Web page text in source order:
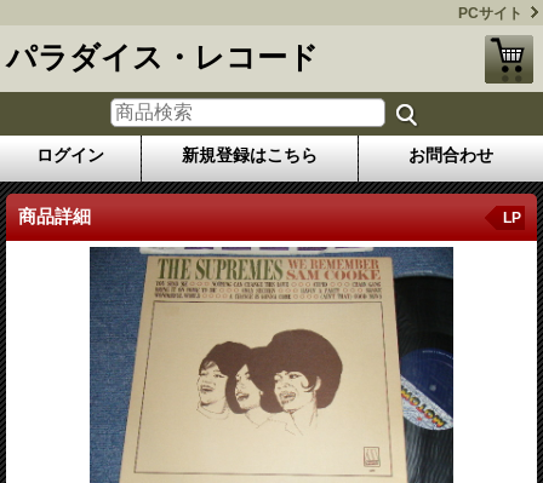
PCサイト
パラダイス・レコード
ログイン 新規登録はこちら お問合わせ
商品詳細 LP